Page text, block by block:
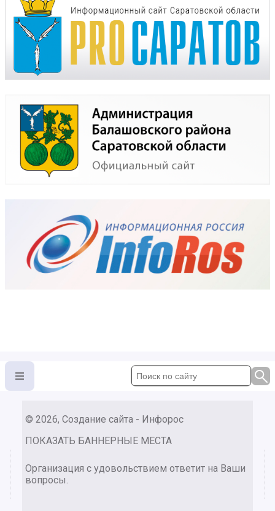
© 2026, Создание сайта - Инфорос
ПОКАЗАТЬ БАННЕРНЫЕ МЕСТА
Организация с удовольствием ответит на Ваши
вопросы.